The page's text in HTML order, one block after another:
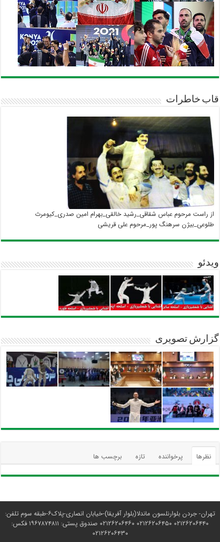
قاب خاطرات
از راست مرحوم عباس شقاقی_رشید خالقی_بهرام امین صدری_کیومرث
طلوعی_بیژن سرهنگ پور_مرحوم علی قریشی
ویدئو
گزارش تصویری
نظرها پرخواننده تازه برچسب ها
تهران- جردن بلوارنلسون ماندلا(بلوار آفریقا)-خیابان انصاری-پلاک۶-طبقه سوم تلفن:
۰۲۱۲۶۲۰۶۴۴۰ ۰۲۱۲۶۲۰۶۴۵۰ ۰۲۱۲۶۲۰۶۴۶۰ صندوق پستی: ۱۹۶۷۸۷۴۸۱۱ فکس:
۰۲۱۲۶۲۰۶۴۳۰